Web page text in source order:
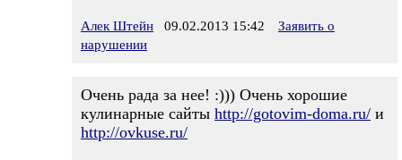
Алек Штейн 09.02.2013 15:42
Заявить о
нарушении
Очень рада за нее! :))) Очень хорошие
кулинарные сайты http://gotovim-doma.ru/ и
http://ovkuse.ru/